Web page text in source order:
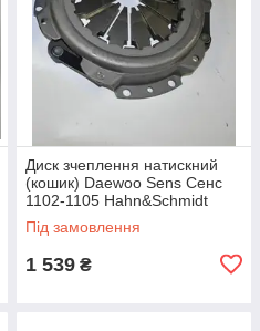
Диск зчеплення натискний
(кошик) Daewoo Sens Сенс
1102-1105 Hahn&Schmidt
Під замовлення
1 539 ₴